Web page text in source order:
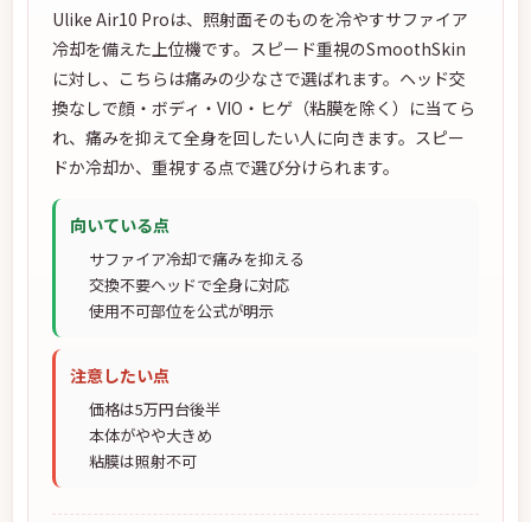
Ulike Air10 Proは、照射面そのものを冷やすサファイア
冷却を備えた上位機です。スピード重視のSmoothSkin
に対し、こちらは痛みの少なさで選ばれます。ヘッド交
換なしで顔・ボディ・VIO・ヒゲ（粘膜を除く）に当てら
れ、痛みを抑えて全身を回したい人に向きます。スピー
ドか冷却か、重視する点で選び分けられます。
向いている点
サファイア冷却で痛みを抑える
交換不要ヘッドで全身に対応
使用不可部位を公式が明示
注意したい点
価格は5万円台後半
本体がやや大きめ
粘膜は照射不可